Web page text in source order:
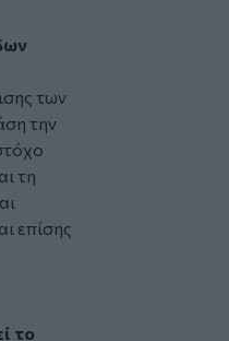
των
την
τη
επίσης
το